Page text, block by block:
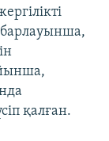
қалған.